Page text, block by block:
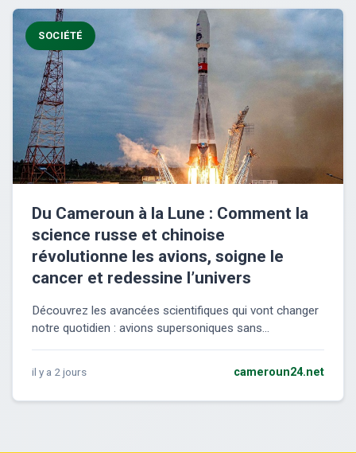
SOCIÉTÉ
Du Cameroun à la Lune : Comment la
science russe et chinoise
révolutionne les avions, soigne le
cancer et redessine l’univers
Découvrez les avancées scientifiques qui vont changer
notre quotidien : avions supersoniques sans...
il y a 2 jours cameroun24.net